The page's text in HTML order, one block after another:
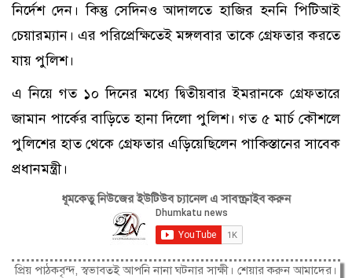
নির্দেশ দেন। কিন্তু সেদিনও আদালতে হাজির হননি পিটিআই
চেয়ারম্যান। এর পরিপ্রেক্ষিতেই মঙ্গলবার তাকে গ্রেফতার করতে
যায় পুলিশ।
এ নিয়ে গত ১০ দিনের মধ্যে দ্বিতীয়বার ইমরানকে গ্রেফতারে
জামান পার্কের বাড়িতে হানা দিলো পুলিশ। গত ৫ মার্চ কৌশলে
পুলিশের হাত থেকে গ্রেফতার এড়িয়েছিলেন পাকিস্তানের সাবেক
প্রধানমন্ত্রী।
ধূমকেতু নিউজের ইউটিউব চ্যানেল এ সাবস্ক্রাইব করুন
প্রিয় পাঠকবৃন্দ, স্বভাবতই আপনি নানা ঘটনার সাক্ষী। শেয়ার করুন আমাদের।